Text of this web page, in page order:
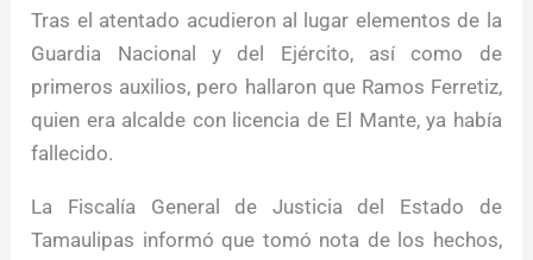
Tras el atentado acudieron al lugar elementos de la
Guardia Nacional y del Ejército, así como de
primeros auxilios, pero hallaron que Ramos Ferretiz,
quien era alcalde con licencia de El Mante, ya había
fallecido.
La Fiscalía General de Justicia del Estado de
Tamaulipas informó que tomó nota de los hechos,